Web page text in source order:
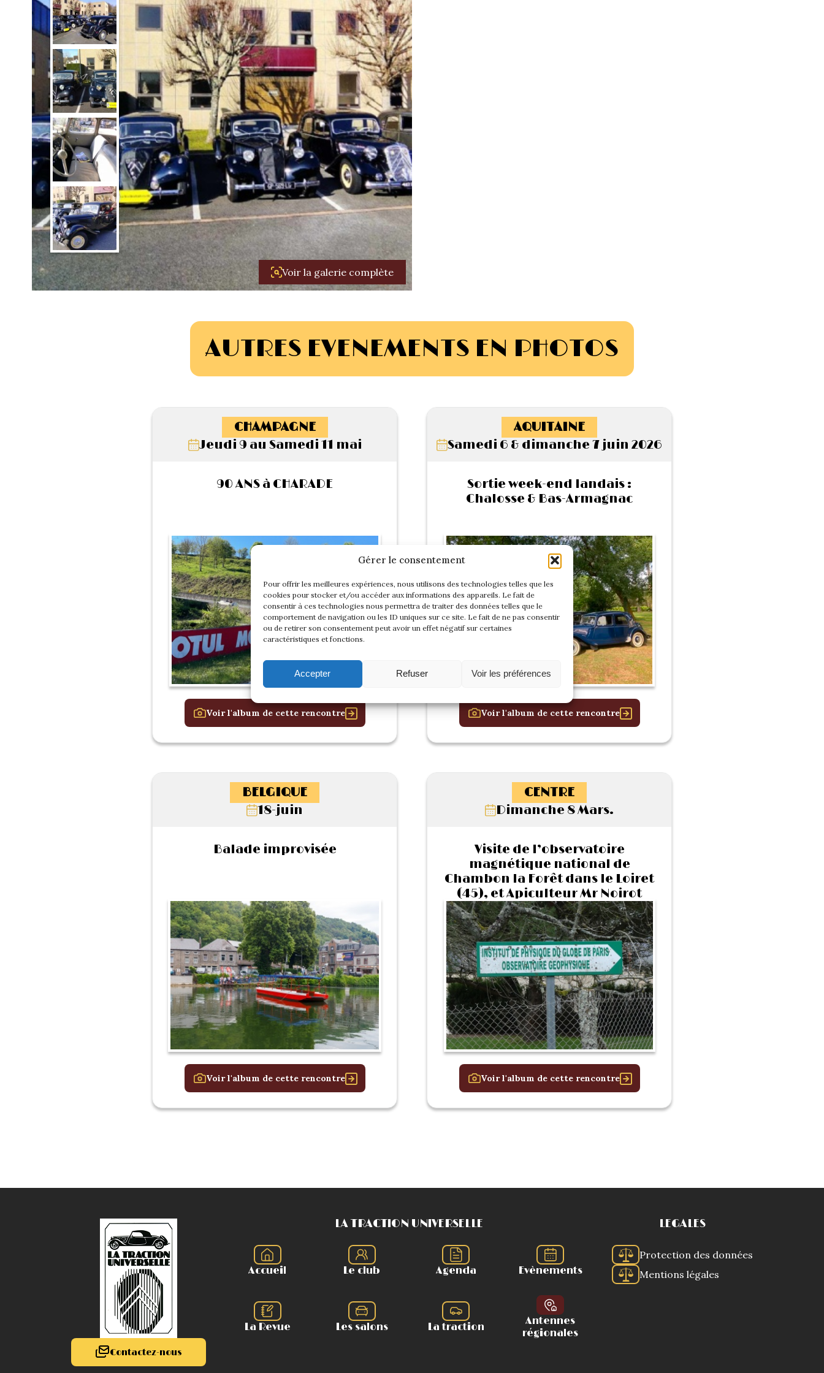
Gérer le consentement
Pour offrir les meilleures expériences, nous utilisons des technologies telles que les
cookies pour stocker et/ou accéder aux informations des appareils. Le fait de
consentir à ces technologies nous permettra de traiter des données telles que le
comportement de navigation ou les ID uniques sur ce site. Le fait de ne pas consentir
ou de retirer son consentement peut avoir un effet négatif sur certaines
caractéristiques et fonctions.
Accepter Refuser Voir les préférences
Voir la galerie complète
AUTRES EVENEMENTS EN PHOTOS
CHAMPAGNE
Jeudi 9 au Samedi 11 mai
90 ANS à CHARADE
Voir l'album de cette rencontre
AQUITAINE
Samedi 6 & dimanche 7 juin 2026
Sortie week-end landais :
Chalosse & Bas-Armagnac
Voir l'album de cette rencontre
BELGIQUE
18-juin
Balade improvisée
Voir l'album de cette rencontre
CENTRE
Dimanche 8 Mars.
Visite de l’observatoire
magnétique national de
Chambon la Forêt dans le Loiret
(45), et Apiculteur Mr Noirot
l’après-midi.
Voir l'album de cette rencontre
Contactez-nous
LA TRACTION UNIVERSELLE
Accueil Le club Agenda Evènements
La Revue Les salons La traction
Antennes
régionales
LEGALES
Protection des données
Mentions légales